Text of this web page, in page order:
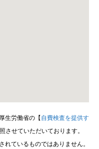
生労働省の【 自費検査を提供す
させていただいております。
れているものではありません。